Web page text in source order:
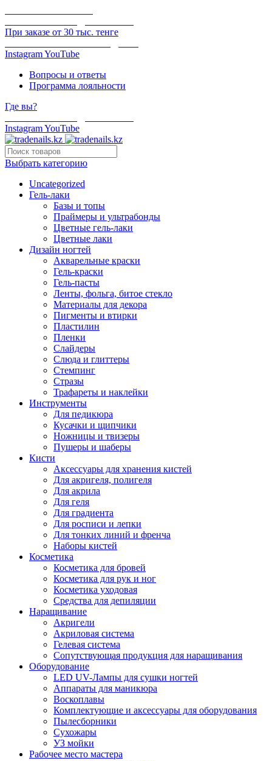
При заказе от 30 тыс. тенге
InstagramYouTube
Вопросы и ответы
Программа лояльности
Где вы?
InstagramYouTube
Выбрать категорию
Uncategorized
Гель-лаки
Базы и топы
Праймеры и ультрабонды
Цветные гель-лаки
Цветные лаки
Дизайн ногтей
Акварельные краски
Гель-краски
Гель-пасты
Ленты, фольга, битое стекло
Материалы для декора
Пигменты и втирки
Пластилин
Пленки
Слайдеры
Слюда и глиттеры
Стемпинг
Стразы
Трафареты и наклейки
Инструменты
Для педикюра
Кусачки и щипчики
Ножницы и твизеры
Пушеры и шаберы
Кисти
Аксессуары для хранения кистей
Для акригеля, полигеля
Для акрила
Для геля
Для градиента
Для росписи и лепки
Для тонких линий и френча
Наборы кистей
Косметика
Косметика для бровей
Косметика для рук и ног
Косметика уходовая
Средства для депиляции
Наращивание
Акригели
Акриловая система
Гелевая система
Сопутствующая продукция для наращивания
Оборудование
LED UV-Лампы для сушки ногтей
Аппараты для маникюра
Воскоплавы
Комплектующие и аксессуары для оборудования
Пылесборники
Сухожары
УЗ мойки
Рабочее место мастера